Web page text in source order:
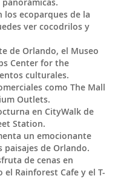
los ecoparques de la
ver cocodrilos y
de Orlando, el Museo
Center for the
culturales.
como The Mall
Outlets.
en CityWalk de
Station.
un emocionante
de Orlando.
de cenas en
Rainforest Cafe y el T-